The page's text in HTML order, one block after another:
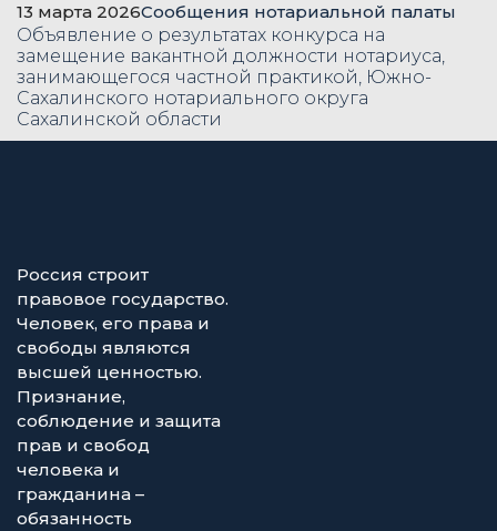
13 марта 2026Сообщения нотариальной палаты
Объявление о результатах конкурса на
замещение вакантной должности нотариуса,
занимающегося частной практикой, Южно-
Сахалинского нотариального округа
Сахалинской области
Россия строит
правовое государство.
Человек, его права и
свободы являются
высшей ценностью.
Признание,
соблюдение и защита
прав и свобод
человека и
гражданина –
обязанность